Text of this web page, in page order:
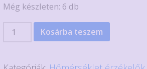
Még készleten: 6 db
DHT22
hőmérséklet
Kosárba teszem